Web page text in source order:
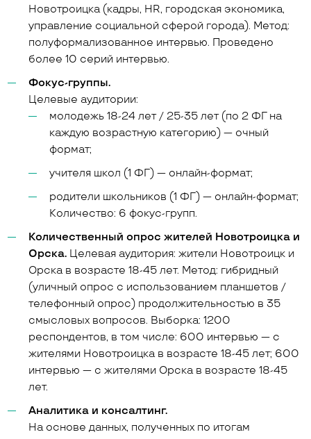
Новотроицка (кадры, HR, городская экономика,
управление социальной сферой города). Метод:
полуформализованное интервью. Проведено
более 10 серий интервью.
Фокус-группы.
Целевые аудитории:
молодежь 18-24 лет / 25-35 лет (по 2 ФГ на
каждую возрастную категорию) — очный
формат;
учителя школ (1 ФГ) — онлайн-формат;
родители школьников (1 ФГ) — онлайн-формат;
Количество: 6 фокус-групп.
Количественный опрос жителей Новотроицка и
Орска. Целевая аудитория: жители Новотроицк и
Орска в возрасте 18-45 лет. Метод: гибридный
(уличный опрос с использованием планшетов /
телефонный опрос) продолжительностью в 35
смысловых вопросов. Выборка: 1200
респондентов, в том числе: 600 интервью — с
жителями Новотроицка в возрасте 18-45 лет; 600
интервью — с жителями Орска в возрасте 18-45
лет.
Аналитика и консалтинг.
На основе данных, полученных по итогам